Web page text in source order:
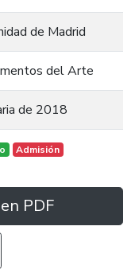
de Madrid
del Arte
de 2018
Admisión
PDF